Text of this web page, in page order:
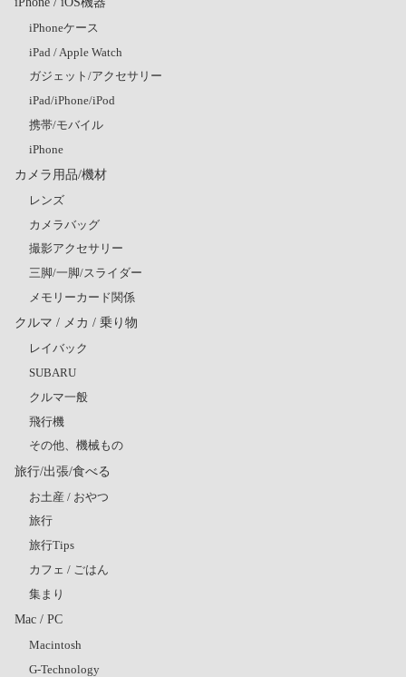
iPhoneケース
iPad / Apple Watch
ガジェット/アクセサリー
iPad/iPhone/iPod
携帯/モバイル
iPhone
カメラ用品/機材
レンズ
カメラバッグ
撮影アクセサリー
三脚/一脚/スライダー
メモリーカード関係
クルマ / メカ / 乗り物
レイバック
SUBARU
クルマ一般
飛行機
その他、機械もの
旅行/出張/食べる
お土産 / おやつ
旅行
旅行Tips
カフェ / ごはん
集まり
Mac / PC
Macintosh
G-Technology